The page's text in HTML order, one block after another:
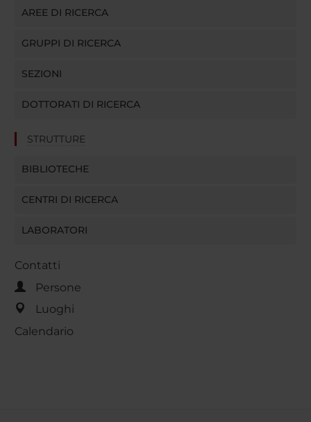
AREE DI RICERCA
GRUPPI DI RICERCA
SEZIONI
DOTTORATI DI RICERCA
STRUTTURE
BIBLIOTECHE
CENTRI DI RICERCA
LABORATORI
Contatti
Persone
Luoghi
Calendario